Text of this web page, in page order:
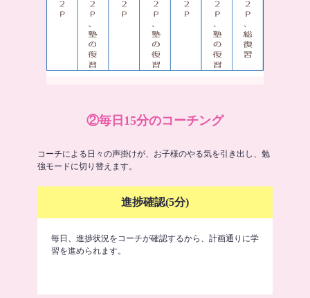
②毎日15分のコーチング
コーチによる日々の声掛けが、お子様のやる気を引き出し、勉
強モードに切り替えます。
進捗確認(5分)
毎日、進捗状況をコーチが確認するから、計画通りに学
習を進められます。